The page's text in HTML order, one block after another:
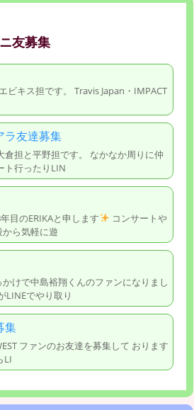
友募集
ビキス担です。 Travis Japan・IMPACT
ラ友達募集
倉担と平野担です。 なかなか周りに仲
ト行ったりLIN
目のERIKAと申します
コンサートや
ら気軽に遊
けで中島裕翔くんのファンになりまし
LINEでやり取り
集
ファンのお友達を募集して おります
LI